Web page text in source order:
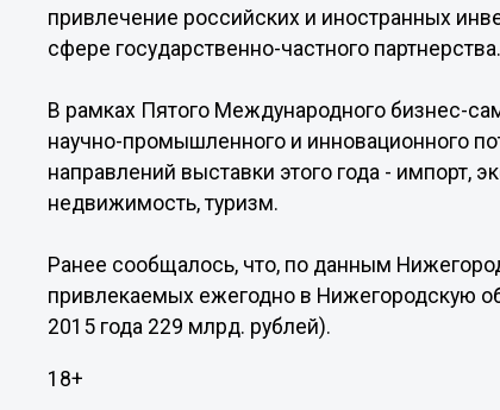
привлечение российских и иностранных
сфере государственно-частного партнерства.
В рамках Пятого Международного бизнес-
научно-промышленного и инновационного
направлений выставки этого года - импорт,
недвижимость, туризм.
Ранее сообщалось, что, по данным
привлекаемых ежегодно в Нижегородскую
2015 года 229 млрд. рублей).
18+